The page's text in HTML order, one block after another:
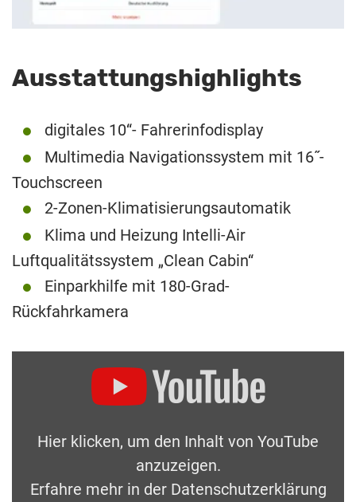
Ausstattungshighlights
digitales 10“- Fahrerinfodisplay
Multimedia Navigationssystem mit 16˝-
Touchscreen
2-Zonen-Klimatisierungsautomatik
Klima und Heizung Intelli-Air
Luftqualitätssystem „Clean Cabin“
Einparkhilfe mit 180-Grad-
Rückfahrkamera
Hier klicken, um den Inhalt von YouTube
anzuzeigen.
Erfahre mehr in der Datenschutzerklärung